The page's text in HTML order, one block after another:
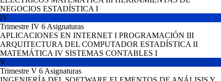
NEGOCIOS ESTADÍSTICA I
IV
Trimestre IV 6 Asignaturas
APLICACIONES EN INTERNET I PROGRAMACIÓN III
ARQUITECTURA DEL COMPUTADOR ESTADÍSTICA II
MATEMÁTICA IV SISTEMAS CONTABLES I
V
Trimestre V 6 Asignaturas